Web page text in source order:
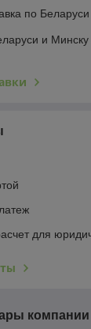
по
и
для
компании